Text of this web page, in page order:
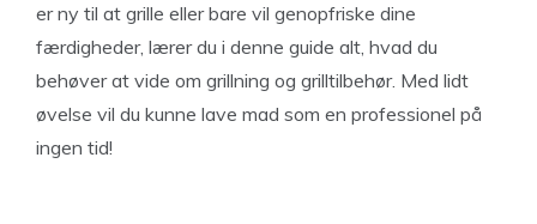
er ny til at grille eller bare vil genopfriske dine
færdigheder, lærer du i denne guide alt, hvad du
behøver at vide om grillning og grilltilbehør. Med lidt
øvelse vil du kunne lave mad som en professionel på
ingen tid!